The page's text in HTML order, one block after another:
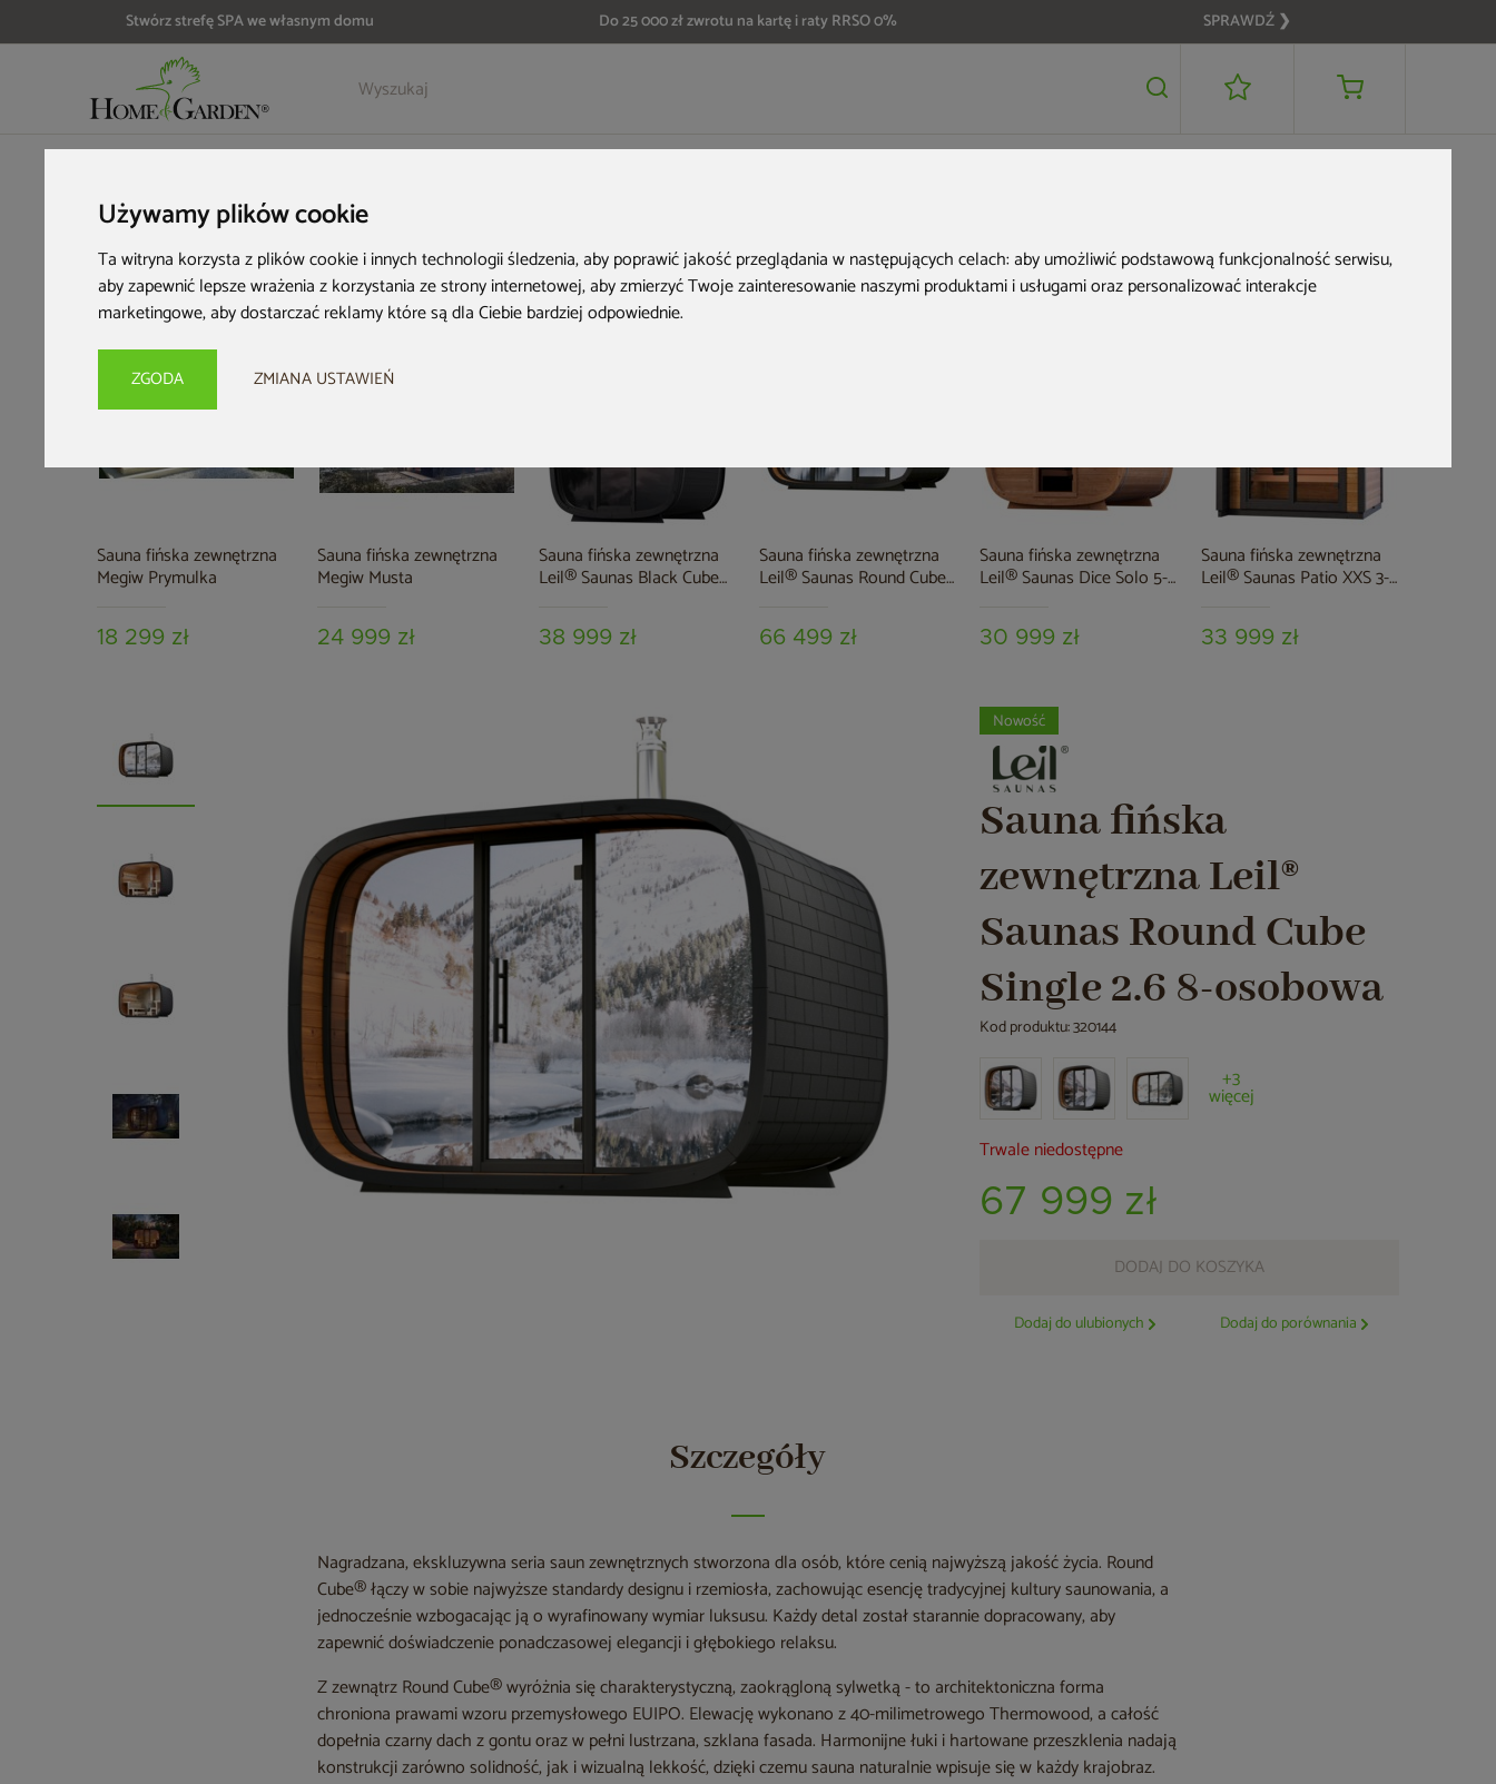
Używamy plików cookie
Ta witryna korzysta z plików cookie i innych technologii śledzenia, aby poprawić jakość przeglądania w następujących celach:aby umożliwić podstawową funkcjonalność serwisu,
aby zapewnić lepsze wrażenia z korzystania ze strony internetowej,aby zmierzyć Twoje zainteresowanie naszymi produktami i usługami oraz personalizować interakcje
marketingowe,aby dostarczać reklamy które są dla Ciebie bardziej odpowiednie.
ZGODA ZMIANA USTAWIEŃ
Stwórz strefę SPA we własnym domu Do 25 000 zł zwrotu na kartę i raty RRSO 0% SPRAWDŹ ❯
Szczegóły Opinie Akcesoria 67 999 zł DODAJ DO KOSZYKA
Sauna fińska zewnętrzna
Megiw Prymulka
18 299 zł
Sauna fińska zewnętrzna
Megiw Musta
24 999 zł
Sauna fińska zewnętrzna
Leil® Saunas Black Cube
38 999 zł
Sauna fińska zewnętrzna
Leil® Saunas Round Cube
66 499 zł
Sauna fińska zewnętrzna
Leil® Saunas Dice Solo 5-
30 999 zł
Sauna fińska zewnętrzna
Leil® Saunas Patio XXS 3-
33 999 zł
Nowość
Sauna fińska
zewnętrzna Leil®
Saunas Round Cube
Single 2.6 8-osobowa
Kod produktu: 320144
+3
więcej
Trwale niedostępne
67 999 zł
DODAJ DO KOSZYKA
Dodaj do ulubionych Dodaj do porównania
Szczegóły
Nagradzana, ekskluzywna seria saun zewnętrznych stworzona dla osób, które cenią najwyższą jakość życia. Round
Cube® łączy w sobie najwyższe standardy designu i rzemiosła, zachowując esencję tradycyjnej kultury saunowania, a
jednocześnie wzbogacając ją o wyrafinowany wymiar luksusu. Każdy detal został starannie dopracowany, aby
zapewnić doświadczenie ponadczasowej elegancji i głębokiego relaksu.
Z zewnątrz Round Cube® wyróżnia się charakterystyczną, zaokrągloną sylwetką - to architektoniczna forma
chroniona prawami wzoru przemysłowego EUIPO. Elewację wykonano z 40-milimetrowego Thermowood, a całość
dopełnia czarny dach z gontu oraz w pełni lustrzana, szklana fasada. Harmonijne łuki i hartowane przeszklenia nadają
konstrukcji zarówno solidność, jak i wizualną lekkość, dzięki czemu sauna naturalnie wpisuje się w każdy krajobraz.